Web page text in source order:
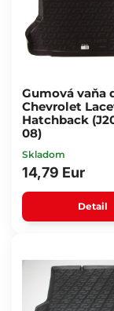
Gumová vaňa
Chevrolet
Hatchback
08)
Skladom
14,79 Eur
Detail